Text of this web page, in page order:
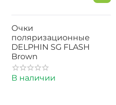
Очки
поляризационные
DELPHIN SG FLASH
Brown
В наличии